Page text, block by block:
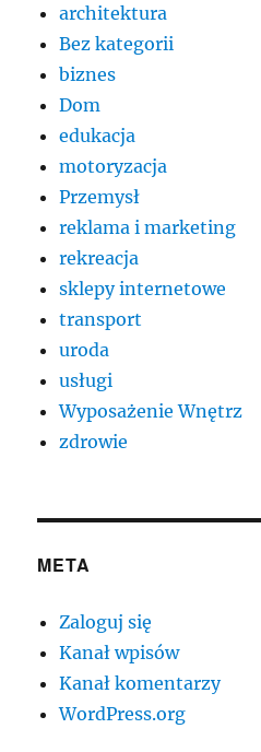
architektura
Bez kategorii
biznes
Dom
edukacja
motoryzacja
Przemysł
reklama i marketing
rekreacja
sklepy internetowe
transport
uroda
usługi
Wyposażenie Wnętrz
zdrowie
META
Zaloguj się
Kanał wpisów
Kanał komentarzy
WordPress.org